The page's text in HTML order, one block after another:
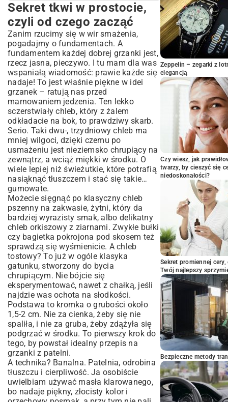
Sekret tkwi w prostocie, czyli od czego
zacząć
Wytrawny zawrót głowy: grzanki na
słono
Chwila słodkiej rozpusty, czyli grzanki w
wersji deserowej
A może tak bez grama tłuszczu? Da się!
Kilka moich sekretów, żeby grzanki
zawsze wychodziły
Czas na Twoje grzankowe rewolucje!
Sekret tkwi w prostocie,
czyli od czego zacząć
Zanim rzucimy się w wir smażenia,
pogadajmy o fundamentach. A
fundamentem każdej dobrej grzanki jest,
rzecz jasna, pieczywo. I tu mam dla was
wspaniałą wiadomość: prawie każde się
nadaje! To jest właśnie piękne w idei
grzanek – ratują nas przed
marnowaniem jedzenia. Ten lekko
sczerstwiały chleb, który z żalem
odkładacie na bok, to prawdziwy skarb.
Serio. Taki dwu-, trzydniowy chleb ma
mniej wilgoci, dzięki czemu po
usmażeniu jest nieziemsko chrupiący na
zewnątrz, a wciąż miękki w środku. O
wiele lepiej niż świeżutkie, które potrafią
nasiąknąć tłuszczem i stać się takie…
gumowate.
Możecie sięgnąć po klasyczny chleb
pszenny na zakwasie, żytni, który da
bardziej wyrazisty smak, albo delikatny
chleb orkiszowy z ziarnami. Zwykłe bułki
czy bagietka pokrojona pod skosem też
sprawdzą się wyśmienicie. A chleb
tostowy? To już w ogóle klasyka
gatunku, stworzony do bycia
chrupiącym. Nie bójcie się
eksperymentować, nawet z chałką, jeśli
najdzie was ochota na słodkości.
Podstawa to kromka o grubości około
1,5-2 cm. Nie za cienka, żeby się nie
spaliła, i nie za gruba, żeby zdążyła się
podgrzać w środku. To pierwszy krok do
tego, by powstał idealny przepis na
grzanki z patelni.
A technika? Banalna. Patelnia, odrobina
tłuszczu i cierpliwość. Ja osobiście
uwielbiam używać masła klarowanego,
bo nadaje piękny, złocisty kolor i
Zeppelin – zegarki z
elegancją
Czy wiesz, jak
twarzy, by cieszyć się
niedoskonałości?
Sekret promiennej
Twój najlepszy
Bezpieczne metody